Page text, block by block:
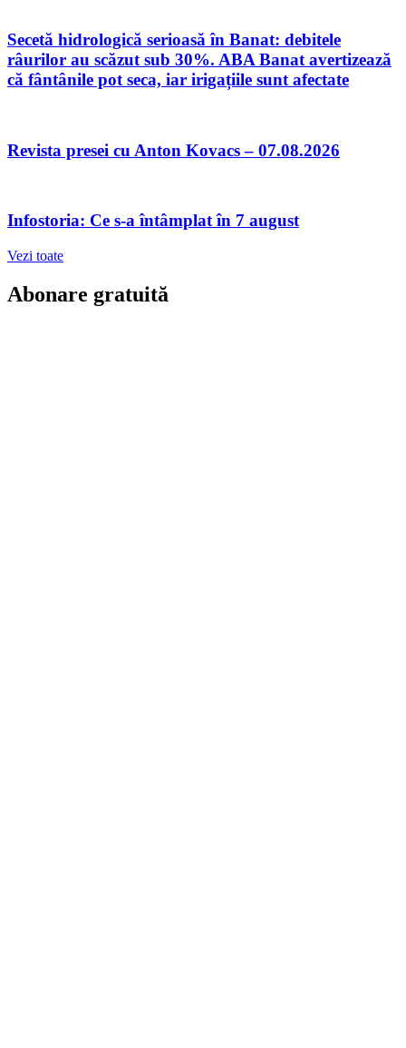
Secetă hidrologică serioasă în Banat: debitele
râurilor au scăzut sub 30%. ABA Banat avertizează
că fântânile pot seca, iar irigațiile sunt afectate
Revista presei cu Anton Kovacs – 07.08.2026
Infostoria: Ce s-a întâmplat în 7 august
Vezi toate
Abonare gratuită